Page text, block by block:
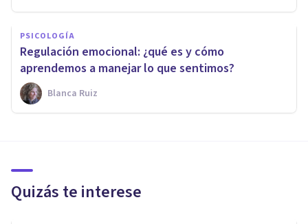
PSICOLOGÍA
Regulación emocional: ¿qué es y cómo
aprendemos a manejar lo que sentimos?
Blanca Ruiz
Quizás te interese